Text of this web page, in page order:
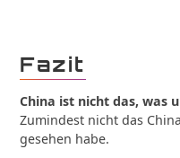
Fazit
China ist nicht das, was
Zumindest nicht das
gesehen habe.